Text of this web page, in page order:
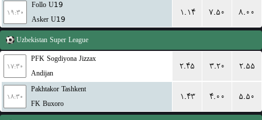
۱۹:۳۰
Follo U19
Asker U19
۱.۱۴ ۷.۵۰ ۸.۰۰
Uzbekistan Super League
۱۷:۳۰
PFK Sogdiyona Jizzax
Andijan
۲.۴۵ ۳.۲۰ ۲.۵۵
۱۸:۳۰
Pakhtakor Tashkent
FK Buxoro
۱.۴۳ ۴.۰۰ ۵.۵۰